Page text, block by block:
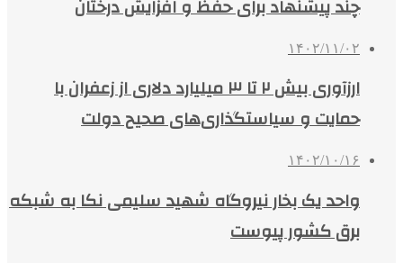
چند پیشنهاد برای حفظ و افزایش درختان
۱۴۰۲/۱۱/۰۲
ارزآوری بیش ۲ تا ۳ میلیارد دلاری از زعفران با
حمایت‌ و سیاستگذاری‌های صحیح دولت
۱۴۰۲/۱۰/۱۶
واحد یک بخار نیروگاه شهید سلیمی نکا به شبکه
برق کشور پیوست